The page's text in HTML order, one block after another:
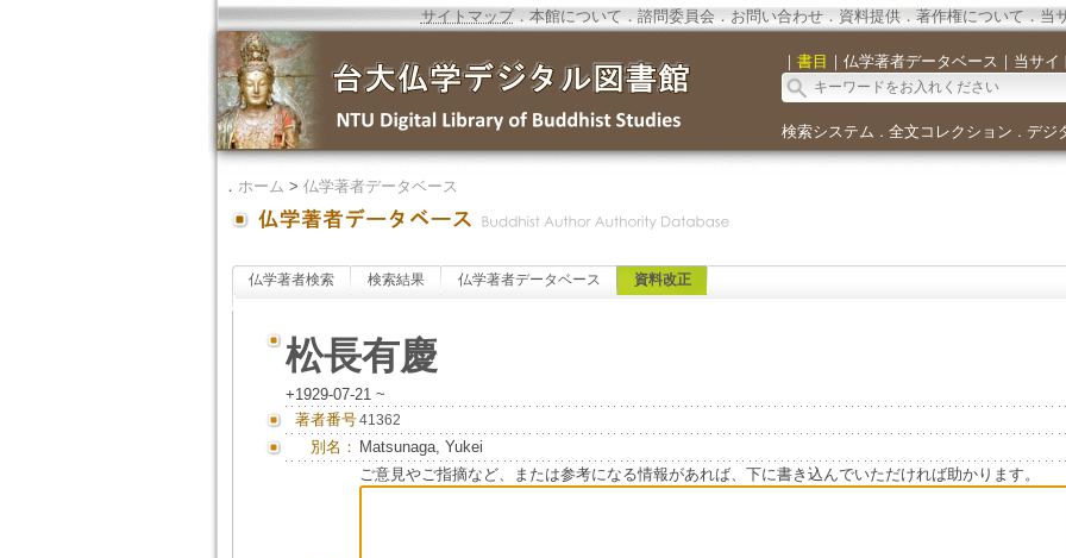
サイトマップ．本館について．諮問委員会． お問い合わせ． 資料提供．著作権について．当
｜ 書目 ｜ 仏学著者データベース ｜ 当サイ
検索システム ． 全文コレクション ． デジ
． ホーム > 仏学著者データベース
仏学著者検索 検索結果 仏学著者データベース 資料改正
松長有慶
+1929-07-21 ~
著者番号41362
別名： Matsunaga, Yukei
ご意見やご指摘など、または参考になる情報があれば、下に書き込んでいただければ助かります。